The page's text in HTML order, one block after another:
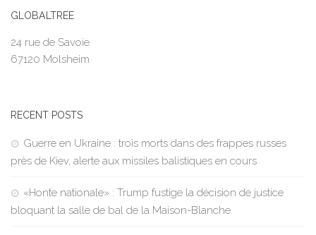
GLOBALTREE
24 rue de Savoie
67120 Molsheim
RECENT POSTS
Guerre en Ukraine : trois morts dans des frappes russes
près de Kiev, alerte aux missiles balistiques en cours
«Honte nationale» : Trump fustige la décision de justice
bloquant la salle de bal de la Maison-Blanche